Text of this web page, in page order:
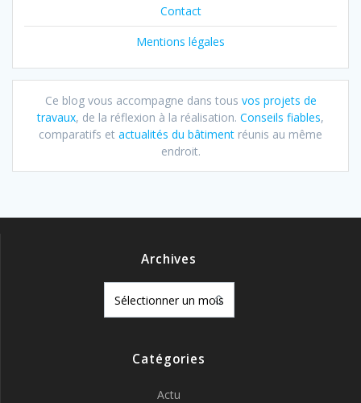
Contact
Mentions légales
Ce blog vous accompagne dans tous vos projets de
travaux, de la réflexion à la réalisation. Conseils fiables,
comparatifs et actualités du bâtiment réunis au même
endroit.
Archives
Catégories
Actu